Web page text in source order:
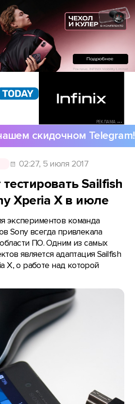
РЕКЛАМА •••
скидочном Telegram!
02:27, 5 июля 2017
Sailfish
Xperia X в июле
экспериментов команда
Sony всегда привлекала
ПО. Одним из самых
является адаптация Sailfish
X, о работе над которой